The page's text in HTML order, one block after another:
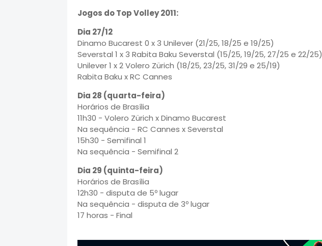
Jogos do Top Volley 2011:
Dia 27/12
Dinamo Bucarest 0 x 3 Unilever (21/25, 18/25 e 19/25)
Severstal 1 x 3 Rabita Baku Severstal (15/25, 19/25, 27/25 e 22/25)
Unilever 1 x 2 Volero Zürich (18/25, 23/25, 31/29 e 25/19)
Rabita Baku x RC Cannes
Dia 28 (quarta-feira)
Horários de Brasília
11h30 - Volero Zürich x Dinamo Bucarest
Na sequência - RC Cannes x Severstal
15h30 - Semifinal 1
Na sequência - Semifinal 2
Dia 29 (quinta-feira)
Horários de Brasília
12h30 - disputa de 5º lugar
Na sequência - disputa de 3º lugar
17 horas - Final